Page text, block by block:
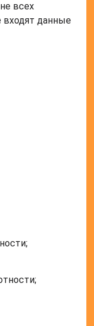
всех
входят данные
При
для
Цветное